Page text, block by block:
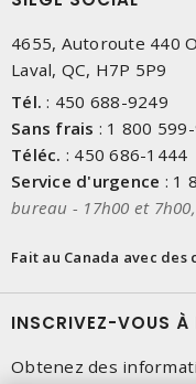
4655, Autoroute 440
Laval, QC, H7P 5P9
Tél. : 450 688-9249
Sans frais : 1 800
Téléc. : 450 686-1444
Service d'urgence : 1
bureau - 17h00 et
Fait au Canada avec
INSCRIVEZ-VOUS À
Obtenez des